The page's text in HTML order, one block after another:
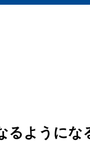
るようにな